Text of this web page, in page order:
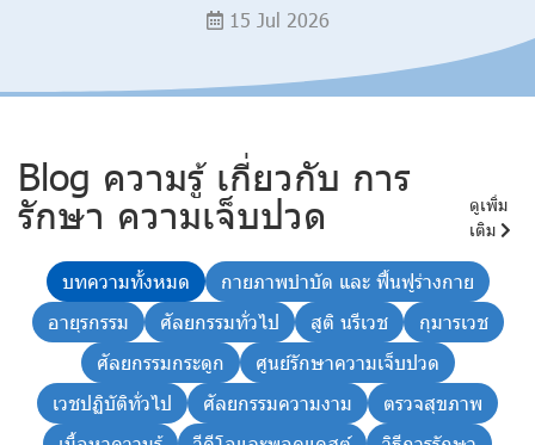
15 Jul 2026
Blog ความรู้ เกี่ยวกับ การ
รักษา ความเจ็บปวด
ดูเพิ่ม
เติม
บทความทั้งหมด
กายภาพบำบัด และ ฟื้นฟูร่างกาย
อายุรกรรม
ศัลยกรรมทั่วไป สูติ นรีเวช
กุมารเวช
ศัลยกรรมกระดูก
ศูนย์รักษาความเจ็บปวด
เวชปฏิบัติทั่วไป
ศัลยกรรมความงาม
ตรวจสุขภาพ